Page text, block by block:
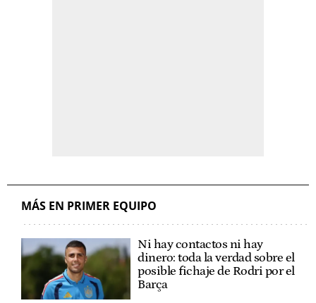
MÁS EN PRIMER EQUIPO
Ni hay contactos ni hay
dinero: toda la verdad sobre el
posible fichaje de Rodri por el
Barça